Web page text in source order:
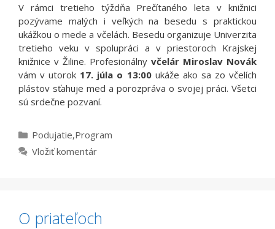
V rámci tretieho týždňa Prečítaného leta v knižnici
pozývame malých i veľkých na besedu s praktickou
ukážkou o mede a včelách. Besedu organizuje Univerzita
tretieho veku v spolupráci a v priestoroch Krajskej
knižnice v Žiline. Profesionálny včelár Miroslav Novák
vám v utorok 17. júla o 13:00ukáže ako sa zo včelích
plástov sťahuje med a porozpráva o svojej práci. Všetci
sú srdečne pozvaní.
Kategórie
Podujatie,Program
Vložiť komentár
O priateľoch